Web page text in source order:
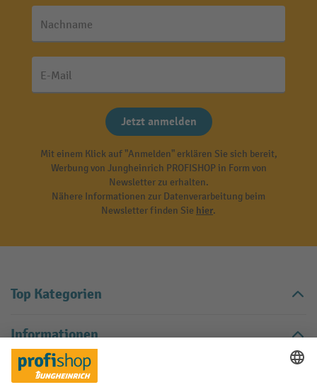
Nachname
E-Mail
Jetzt anmelden
Mit einem Klick auf "Anmelden" erklären Sie sich bereit,
Werbung von Jungheinrich PROFISHOP in Form von
Newsletter zu erhalten.
Nähere Informationen zur Datenverarbeitung beim
Newsletter finden Sie hier.
Top Kategorien
Informationen
Digitale Beratung